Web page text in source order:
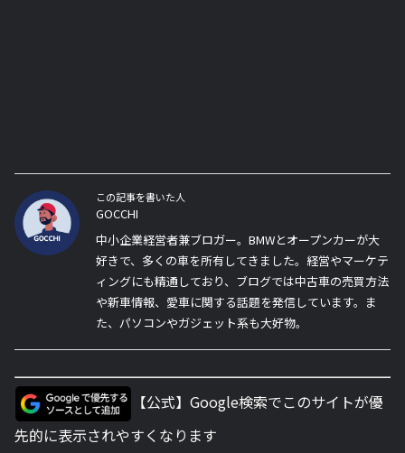
この記事を書いた人
GOCCHI
中小企業経営者兼ブロガー。BMWとオープンカーが大
好きで、多くの車を所有してきました。経営やマーケテ
ィングにも精通しており、ブログでは中古車の売買方法
や新車情報、愛車に関する話題を発信しています。ま
た、パソコンやガジェット系も大好物。
【公式】Google検索でこのサイトが優
先的に表示されやすくなります